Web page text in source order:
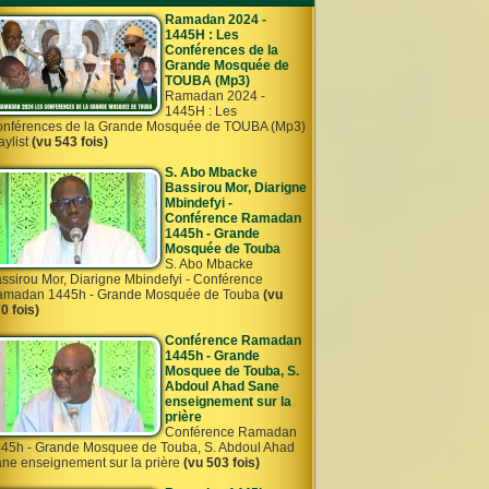
Ramadan 2024 -
1445H : Les
Conférences de la
Grande Mosquée de
TOUBA (Mp3)
Ramadan 2024 -
1445H : Les
de la Grande Mosquée de TOUBA (Mp3)
(vu 543 fois)
S. Abo Mbacke
Bassirou Mor, Diarigne
Mbindefyi -
Conférence Ramadan
1445h - Grande
Mosquée de Touba
S. Abo Mbacke
Mor, Diarigne Mbindefyi - Conférence
1445h - Grande Mosquée de Touba (vu
fois)
Conférence Ramadan
1445h - Grande
Mosquee de Touba, S.
Abdoul Ahad Sane
enseignement sur la
prière
Conférence Ramadan
- Grande Mosquee de Touba, S. Abdoul Ahad
enseignement sur la prière (vu 503 fois)